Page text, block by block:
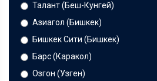
Талант (Беш-Кунгей)
Азиагол (Бишкек)
Бишкек Сити (Бишкек)
Барс (Каракол)
Озгон (Узген)